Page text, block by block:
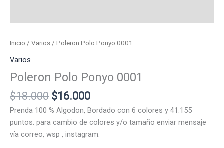
Inicio / Varios / Poleron Polo Ponyo 0001
Varios
Poleron Polo Ponyo 0001
$18.000 El
precio
original
era:
$16.000El
precio
actual
es:
Prenda 100 % Algodon, Bordado con 6 colores y 41.155
puntos. para cambio de colores y/o tamaño enviar mensaje
vía correo, wsp , instagram.